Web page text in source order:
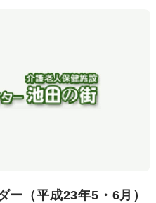
ー（平成23年5・6月）